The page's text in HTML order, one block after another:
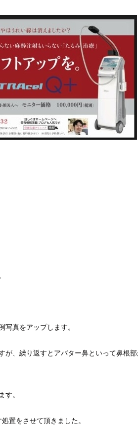
写真をアップします。
が、繰り返すとアバター鼻といって鼻根
す。
置をさせて頂きました。